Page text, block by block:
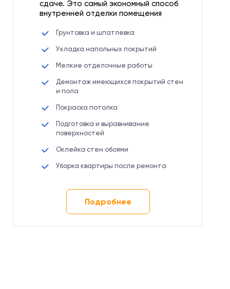
сдаче. Это самый экономный способ
внутренней отделки помещения
Грунтовка и шпатлевка
Укладка напольных покрытий
Мелкие отделочные работы
Демонтаж имеющихся покрытий стен
и пола
Покраска потолка
Подготовка и выравнивание
поверхностей
Оклейка стен обоями
Уборка квартиры после ремонта
Подробнее